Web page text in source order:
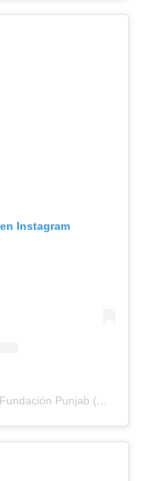
Instagram
Una publicación compartida de Fundación Punjab (@fundacionpunjab)